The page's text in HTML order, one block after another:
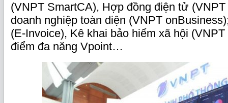
(VNPT SmartCA), Hợp đồng điện tử
doanh nghiệp toàn diện (VNPT
(E-Invoice), Kê khai bảo hiểm xã hội
điểm đa năng Vpoint…